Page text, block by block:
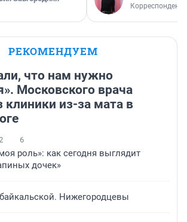
Корреспондент
РЕКОМЕНДУЕМ
что нам нужно
Московского врача
клиники из-за мата в
6
роль»: как сегодня выглядит
дочек»
Нижегородцевы